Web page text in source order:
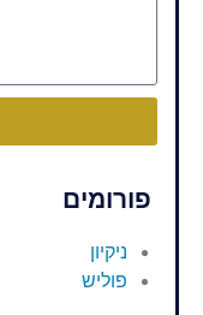
פורומים
ניקיון
פוליש